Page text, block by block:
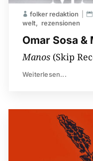
Omar Sosa
folker redaktion
welt
rezensionen
Manos (Skip
Weiterlesen...